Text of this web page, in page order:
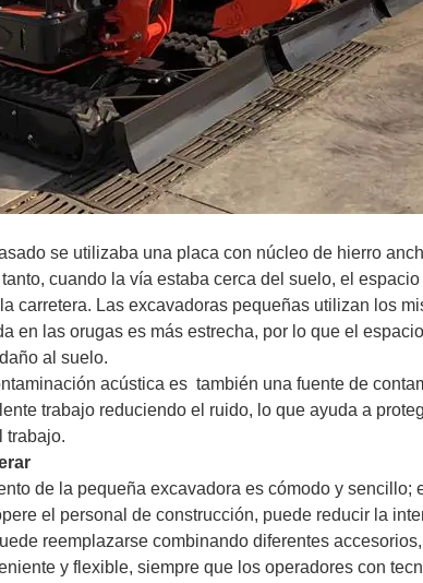
se utilizaba una placa con núcleo de hierro
cuando la vía estaba cerca del suelo, el
carretera. Las excavadoras pequeñas utilizan los
en las orugas es más estrecha, por lo que el
al suelo.
acústica es también una fuente de
trabajo reduciendo el ruido, lo que ayuda a
trabajo.
de la pequeña excavadora es cómodo y sencillo;
el personal de construcción, puede reducir la
reemplazarse combinando diferentes
y flexible, siempre que los operadores con